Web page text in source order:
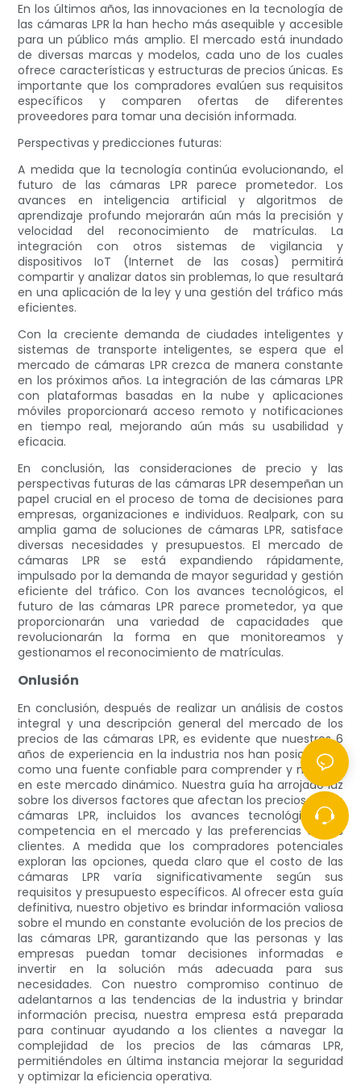
En los últimos años, las innovaciones en la tecnología de
las cámaras LPR la han hecho más asequible y accesible
para un público más amplio. El mercado está inundado
de diversas marcas y modelos, cada uno de los cuales
ofrece características y estructuras de precios únicas. Es
importante que los compradores evalúen sus requisitos
específicos y comparen ofertas de diferentes
proveedores para tomar una decisión informada.
Perspectivas y predicciones futuras:
A medida que la tecnología continúa evolucionando, el
futuro de las cámaras LPR parece prometedor. Los
avances en inteligencia artificial y algoritmos de
aprendizaje profundo mejorarán aún más la precisión y
velocidad del reconocimiento de matrículas. La
integración con otros sistemas de vigilancia y
dispositivos IoT (Internet de las cosas) permitirá
compartir y analizar datos sin problemas, lo que resultará
en una aplicación de la ley y una gestión del tráfico más
eficientes.
Con la creciente demanda de ciudades inteligentes y
sistemas de transporte inteligentes, se espera que el
mercado de cámaras LPR crezca de manera constante
en los próximos años. La integración de las cámaras LPR
con plataformas basadas en la nube y aplicaciones
móviles proporcionará acceso remoto y notificaciones
en tiempo real, mejorando aún más su usabilidad y
eficacia.
En conclusión, las consideraciones de precio y las
perspectivas futuras de las cámaras LPR desempeñan un
papel crucial en el proceso de toma de decisiones para
empresas, organizaciones e individuos. Realpark, con su
amplia gama de soluciones de cámaras LPR, satisface
diversas necesidades y presupuestos. El mercado de
cámaras LPR se está expandiendo rápidamente,
impulsado por la demanda de mayor seguridad y gestión
eficiente del tráfico. Con los avances tecnológicos, el
futuro de las cámaras LPR parece prometedor, ya que
proporcionarán una variedad de capacidades que
revolucionarán la forma en que monitoreamos y
gestionamos el reconocimiento de matrículas.
Onlusión
En conclusión, después de realizar un análisis de costos
integral y una descripción general del mercado de los
precios de las cámaras LPR, es evidente que nuestros 6
años de experiencia en la industria nos han posicionado
como una fuente confiable para comprender y navegar
en este mercado dinámico. Nuestra guía ha arrojado luz
sobre los diversos factores que afectan los precios de las
cámaras LPR, incluidos los avances tecnológicos, la
competencia en el mercado y las preferencias de los
clientes. A medida que los compradores potenciales
exploran las opciones, queda claro que el costo de las
cámaras LPR varía significativamente según sus
requisitos y presupuesto específicos. Al ofrecer esta guía
definitiva, nuestro objetivo es brindar información valiosa
sobre el mundo en constante evolución de los precios de
las cámaras LPR, garantizando que las personas y las
empresas puedan tomar decisiones informadas e
invertir en la solución más adecuada para sus
necesidades. Con nuestro compromiso continuo de
adelantarnos a las tendencias de la industria y brindar
información precisa, nuestra empresa está preparada
para continuar ayudando a los clientes a navegar la
complejidad de los precios de las cámaras LPR,
permitiéndoles en última instancia mejorar la seguridad
y optimizar la eficiencia operativa.